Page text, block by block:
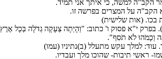
הקב"ה למשה, כי איתך אני תמיד.
בכו. (אות שלישית)
י"א פסוק ו' כתוב: "וְהָיְתָה צְעָקָה גְדֹלָה בְּכָל אֶרֶץ
וְכָמֹהוּ לֹא תֹסִף".
עוד: למלך עקש מתעלל (ב)נתיניו (עמו)